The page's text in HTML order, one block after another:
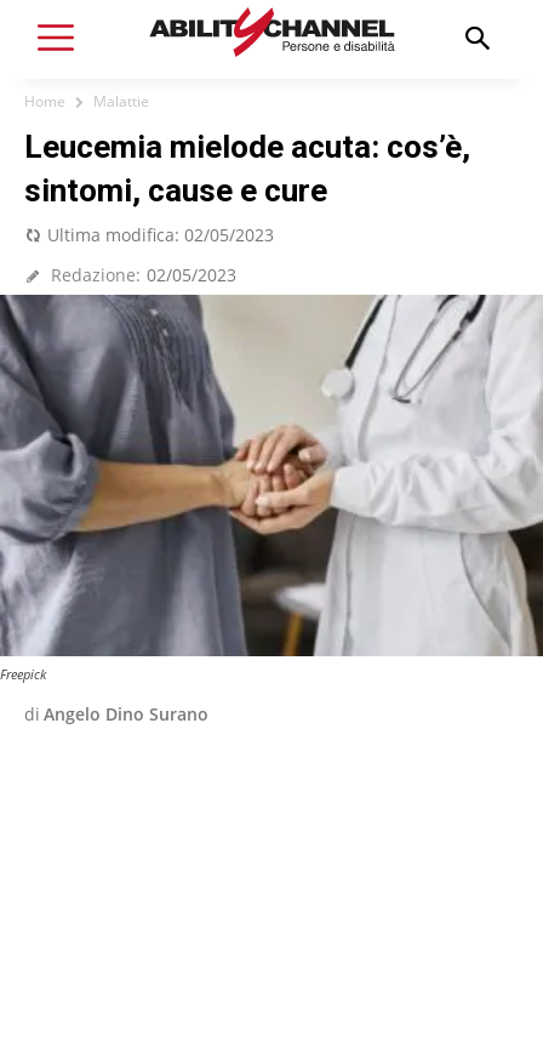
Home Malattie
Leucemia mielode acuta: cos’è,
sintomi, cause e cure
Ultima modifica: 02/05/2023
Redazione: 02/05/2023
Freepick
di Angelo Dino Surano